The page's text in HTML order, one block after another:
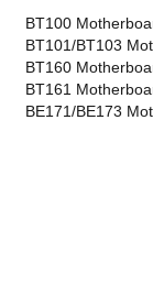
BT100
BT101/BT103
BT160
BT161
BE171/BE173